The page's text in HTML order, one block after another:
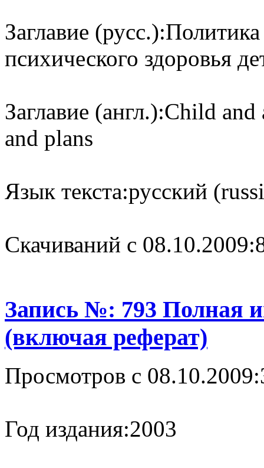
Заглавие (русс.):
психического здоровья
Заглавие (англ.):Child and
and plans
Язык текста:русский
Cкачиваний с 08.10.2009:
Запись №: 793 Полная
(включая реферат)
Просмотров с 08.10.2009:
Год издания:2003